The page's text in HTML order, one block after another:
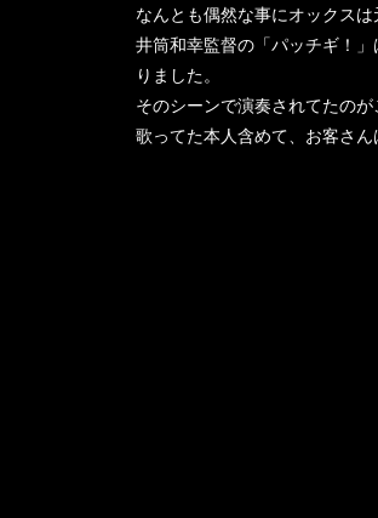
なんとも偶然な事にオックス
井筒和幸監督の「パッチギ！
りました。
そのシーンで演奏されてたの
歌ってた本人含めて、お客さ